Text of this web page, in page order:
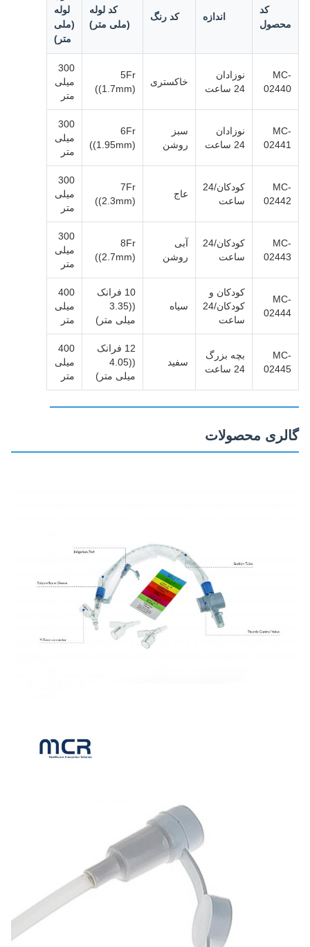
کد
محصول
اندازه کد رنگ
کد لوله
(ملی متر)
لوله
(ملی
متر)
MC-
02440
نوزادان
24 ساعت
خاکستری
5Fr
((1.7mm)
300
میلی
متر
MC-
02441
نوزادان
24 ساعت
سبز
روشن
6Fr
((1.95mm)
300
میلی
متر
MC-
02442
کودکان/24
ساعت
عاج
7Fr
((2.3mm)
300
میلی
متر
MC-
02443
کودکان/24
ساعت
آبی
روشن
8Fr
((2.7mm)
300
میلی
متر
MC-
02444
کودکان و
کودکان/24
ساعت
سیاه
10 فرانک
((3.35
میلی متر)
400
میلی
متر
MC-
02445
بچه بزرگ
24 ساعت
سفید
12 فرانک
((4.05
میلی متر)
400
میلی
متر
گالری محصولات